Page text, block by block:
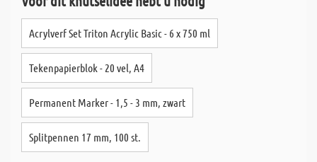
Acrylverf Set Triton Acrylic Basic - 6 x 750 ml
Tekenpapierblok - 20 vel, A4
Permanent Marker - 1,5 - 3 mm, zwart
Splitpennen 17 mm, 100 st.